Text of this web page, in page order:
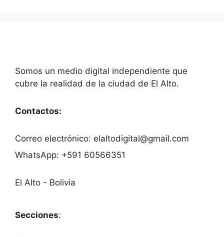
Somos un medio digital independiente que
cubre la realidad de la ciudad de El Alto.
Contactos:
Correo electrónico: elaltodigital@gmail.com
WhatsApp: +591 60566351
El Alto - Bolivia
Secciones: